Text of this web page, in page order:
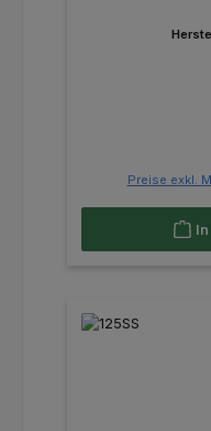
Preise exkl.